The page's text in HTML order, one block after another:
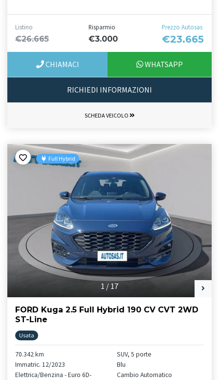
Listino
€26.665
Risparmio
€3.000
Prezzo Autosas
€23.665
CHIAMACI WHATSAPP
RICHIEDI INFORMAZIONI
SCHEDA VEICOLO
1 / 17
Full Hybrid
FORD Kuga 2.5 Full Hybrid 190 CV CVT 2WD
ST-Line
Usata
70.342 km
Immatric. 12/2023
Elettrica/Benzina - Euro 6D-
SUV, 5 porte
Blu
Cambio Automatico